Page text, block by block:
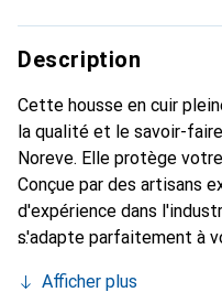
Description
Cette housse en cuir
la qualité et le savoir-
Noreve. Elle protège
Conçue par des artisans
d'expérience dans
s'adapte parfaitement à
peau. Elle devient
Afficher plus